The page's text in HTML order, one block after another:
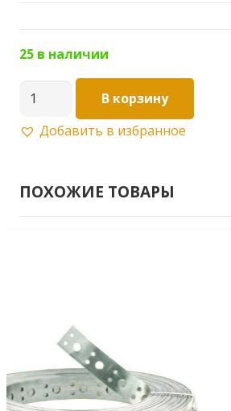
25 в наличии
Количество
Лента
В корзину
Добавить в избранное
ПОХОЖИЕ ТОВАРЫ